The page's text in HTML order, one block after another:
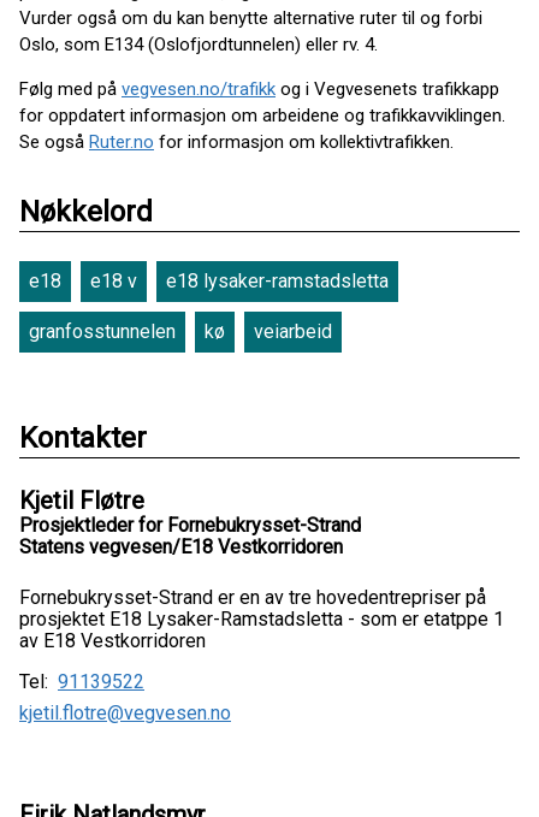
Vurder også om du kan benytte alternative ruter til og forbi
Oslo, som E134 (Oslofjordtunnelen) eller rv. 4.
Følg med på vegvesen.no/trafikk og i Vegvesenets trafikkapp
for oppdatert informasjon om arbeidene og trafikkavviklingen.
Se også Ruter.no for informasjon om kollektivtrafikken.
Nøkkelord
e18 e18 v e18 lysaker-ramstadsletta
granfosstunnelen kø veiarbeid
Kontakter
Kjetil Fløtre
Prosjektleder for Fornebukrysset-Strand
Statens vegvesen/E18 Vestkorridoren
Fornebukrysset-Strand er en av tre hovedentrepriser på
prosjektet E18 Lysaker-Ramstadsletta - som er etatppe 1
av E18 Vestkorridoren
Tel: 91139522
kjetil.flotre@vegvesen.no